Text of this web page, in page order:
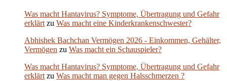
Was macht Hantavirus? Symptome, Übertragung und Gefahr
erklärt zu Was macht eine Kinderkrankenschwester?
Abhishek Bachchan Vermögen 2026 - Einkommen, Gehälter,
Vermögen zu Was macht ein Schauspieler?
Was macht Hantavirus? Symptome, Übertragung und Gefahr
erklärt zu Was macht man gegen Halsschmerzen ?